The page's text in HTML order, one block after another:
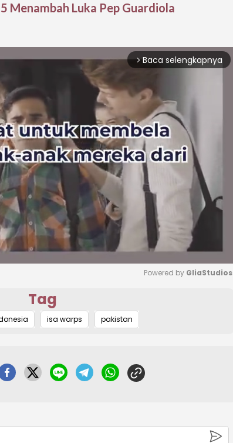
Menambah Luka Pep Guardiola
arrow_forward_ios Baca selengkapnya
Powered by GliaStudios
Tag
isa warps pakistan